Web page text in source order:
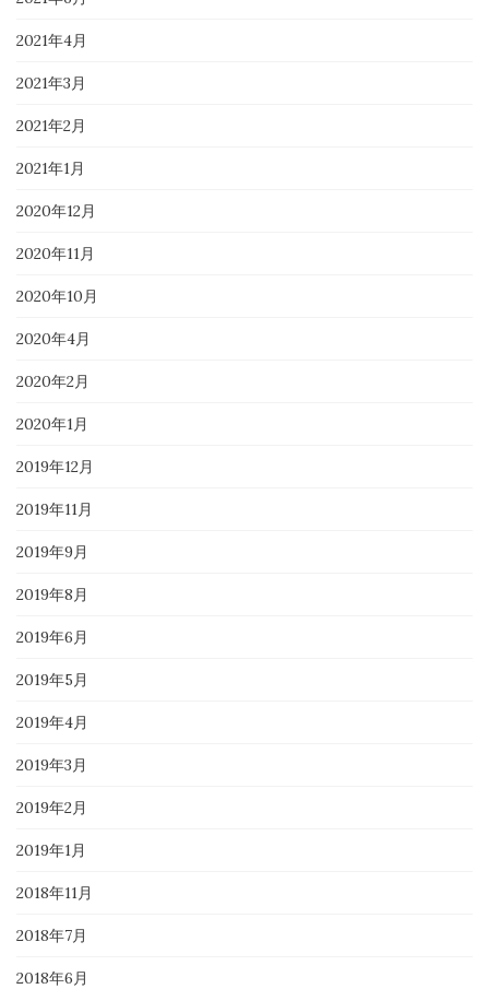
2021年4月
2021年3月
2021年2月
2021年1月
2020年12月
2020年11月
2020年10月
2020年4月
2020年2月
2020年1月
2019年12月
2019年11月
2019年9月
2019年8月
2019年6月
2019年5月
2019年4月
2019年3月
2019年2月
2019年1月
2018年11月
2018年7月
2018年6月